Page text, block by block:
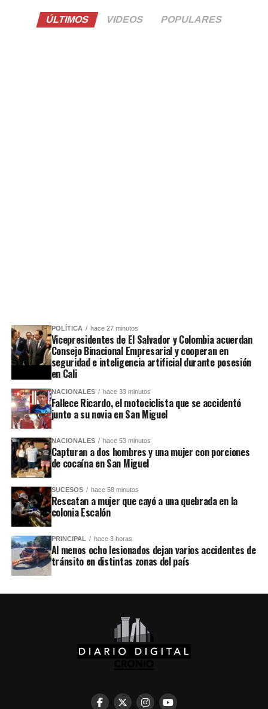
ÚLTIMOS VIDEOS POPULARES
POLÍTICA hace 27 minutos
Vicepresidentes de El Salvador y Colombia acuerdan
Consejo Binacional Empresarial y cooperan en
seguridad e inteligencia artificial durante posesión
en Cali
NACIONALES hace 33 minutos
Fallece Ricardo, el motociclista que se accidentó
junto a su novia en San Miguel
NACIONALES hace 53 minutos
Capturan a dos hombres y una mujer con porciones
de cocaína en San Miguel
SUCESOS hace 58 minutos
Rescatan a mujer que cayó a una quebrada en la
colonia Escalón
PRINCIPAL hace 3 horas
Al menos ocho lesionados dejan varios accidentes de
tránsito en distintas zonas del país